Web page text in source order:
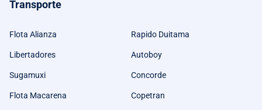
Transporte
Flota Alianza Rapido Duitama
Libertadores Autoboy
Sugamuxi Concorde
Flota Macarena Copetran